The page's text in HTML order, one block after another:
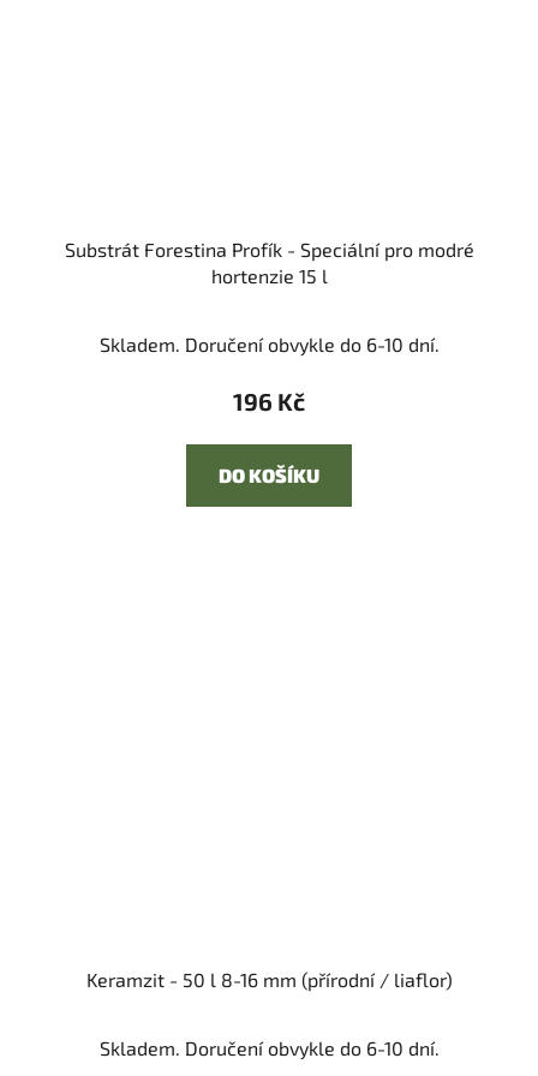
Substrát Forestina Profík - Speciální pro modré
hortenzie 15 l
Skladem. Doručení obvykle do 6-10 dní.
196 Kč
DO KOŠÍKU
Keramzit - 50 l 8-16 mm (přírodní / liaflor)
Skladem. Doručení obvykle do 6-10 dní.